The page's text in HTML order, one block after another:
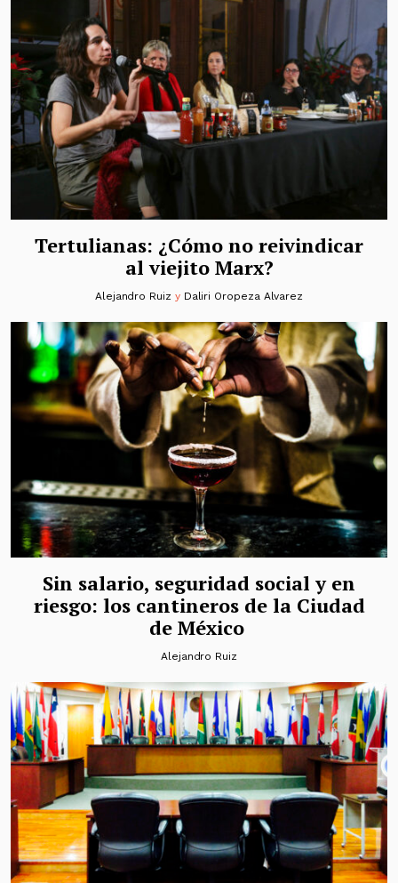
Tertulianas: ¿Cómo no reivindicar
al viejito Marx?
Alejandro Ruiz y Daliri Oropeza Alvarez
Sin salario, seguridad social y en
riesgo: los cantineros de la Ciudad
de México
Alejandro Ruiz